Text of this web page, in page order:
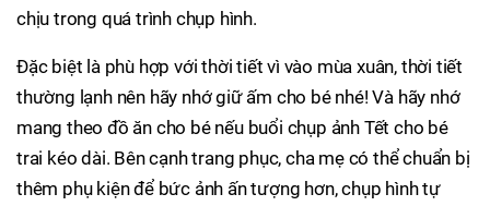
chịu trong quá trình chụp hình.
Đặc biệt là phù hợp với thời tiết vì vào mùa xuân, thời tiết
thường lạnh nên hãy nhớ giữ ấm cho bé nhé! Và hãy nhớ
mang theo đồ ăn cho bé nếu buổi chụp ảnh Tết cho bé
trai kéo dài. Bên cạnh trang phục, cha mẹ có thể chuẩn bị
thêm phụ kiện để bức ảnh ấn tượng hơn, chụp hình tự